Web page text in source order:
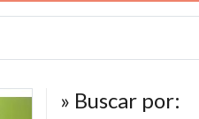
» Buscar por: